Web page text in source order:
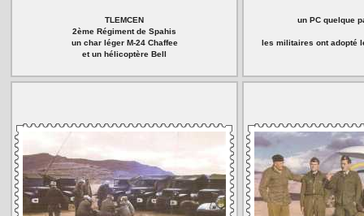
TLEMCEN
2ème Régiment de Spahis
un char léger M-24 Chaffee
et un hélicoptère Bell
un PC quelque
les militaires ont adopté